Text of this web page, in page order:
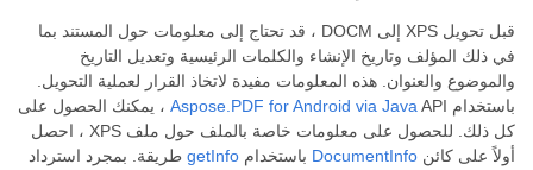
قبل تحويل XPS إلى DOCM ، قد تحتاج إلى معلومات حول المستند بما
في ذلك المؤلف وتاريخ الإنشاء والكلمات الرئيسية وتعديل التاريخ
والموضوع والعنوان. هذه المعلومات مفيدة لاتخاذ القرار لعملية التحويل.
باستخدام
Aspose.PDF for Android via Java API ، يمكنك الحصول على
كل ذلك. للحصول على معلومات خاصة بالملف حول ملف XPS ، احصل
أولاً على كائن DocumentInfo باستخدام getInfo طريقة. بمجرد استرداد